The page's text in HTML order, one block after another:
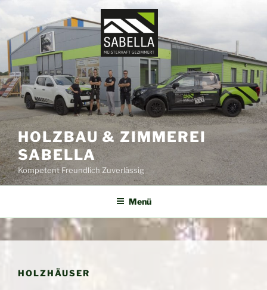
springen
HOLZBAU & ZIMMEREI
SABELLA
Kompetent Freundlich Zuverlässig
Menü
HOLZHÄUSER